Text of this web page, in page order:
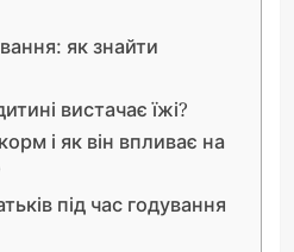
як знайти
вистачає їжі?
і як він впливає на
під час годування